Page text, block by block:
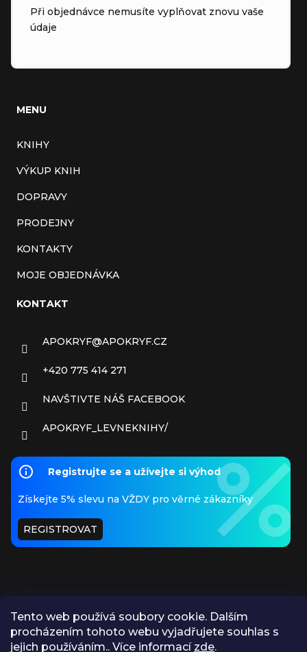
Tento web používá soubory cookie. Dalším
procházením tohoto webu vyjadřujete souhlas s
jejich používáním.. Více informací zde.
Při objednávce nemusíte vyplňovat znovu vaše
údaje
MENU
KNIHY
VÝKUP KNIH
DOPRAVY
PRODEJNY
KONTAKTY
MOJE OBJEDNÁVKA
KONTAKT
APOKRYF@APOKRYF.CZ
+420 775 414 271
NAVŠTIVTE NÁŠ FACEBOOK
APOKRYF_LEVNEKNIHY/
Registrujte se a užívejte si výhod
Získejte 5% slevu na VŽDY pro věrné zákazníky
REGISTROVAT
PŘIJÍMÁME ONLINE PLATBY